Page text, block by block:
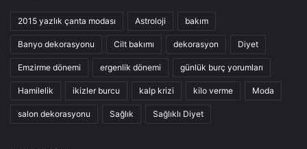
2015 yazlık çanta modası Astroloji bakım
Banyo dekorasyonu Cilt bakımı dekorasyon Diyet
Emzirme dönemi ergenlik dönemi günlük burç yorumları
Hamilelik ikizler burcu kalp krizi kilo verme Moda
salon dekorasyonu Sağlık Sağlıklı Diyet